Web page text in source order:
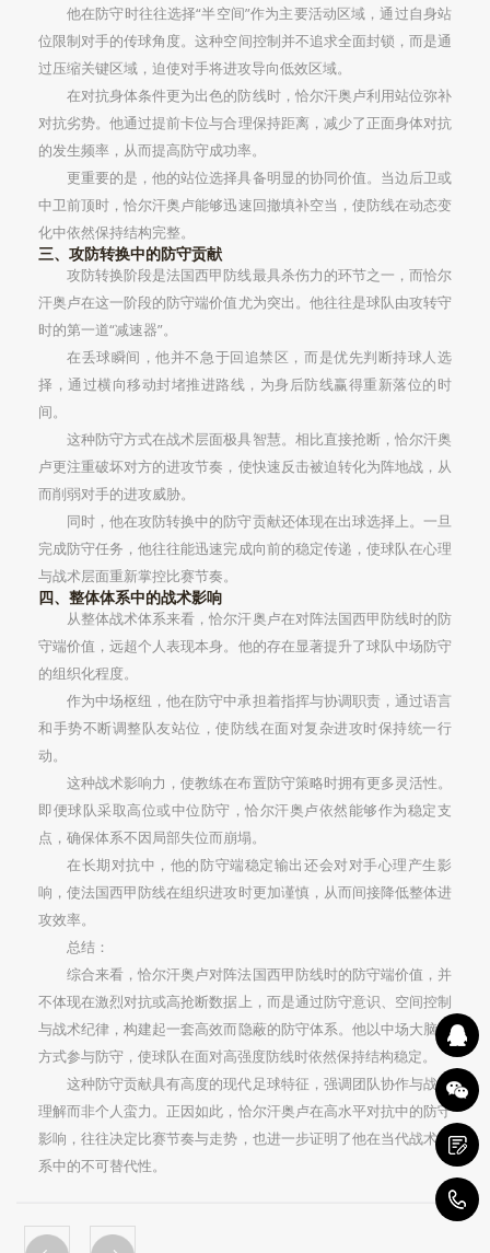
他在防守时往往选择“半空间”作为主要活动区域，通过自身站
位限制对手的传球角度。这种空间控制并不追求全面封锁，而是通
过压缩关键区域，迫使对手将进攻导向低效区域。
在对抗身体条件更为出色的防线时，恰尔汗奥卢利用站位弥补
对抗劣势。他通过提前卡位与合理保持距离，减少了正面身体对抗
的发生频率，从而提高防守成功率。
更重要的是，他的站位选择具备明显的协同价值。当边后卫或
中卫前顶时，恰尔汗奥卢能够迅速回撤填补空当，使防线在动态变
化中依然保持结构完整。
三、攻防转换中的防守贡献
攻防转换阶段是法国西甲防线最具杀伤力的环节之一，而恰尔
汗奥卢在这一阶段的防守端价值尤为突出。他往往是球队由攻转守
时的第一道“减速器”。
在丢球瞬间，他并不急于回追禁区，而是优先判断持球人选
择，通过横向移动封堵推进路线，为身后防线赢得重新落位的时
间。
这种防守方式在战术层面极具智慧。相比直接抢断，恰尔汗奥
卢更注重破坏对方的进攻节奏，使快速反击被迫转化为阵地战，从
而削弱对手的进攻威胁。
同时，他在攻防转换中的防守贡献还体现在出球选择上。一旦
完成防守任务，他往往能迅速完成向前的稳定传递，使球队在心理
与战术层面重新掌控比赛节奏。
四、整体体系中的战术影响
从整体战术体系来看，恰尔汗奥卢在对阵法国西甲防线时的防
守端价值，远超个人表现本身。他的存在显著提升了球队中场防守
的组织化程度。
作为中场枢纽，他在防守中承担着指挥与协调职责，通过语言
和手势不断调整队友站位，使防线在面对复杂进攻时保持统一行
动。
这种战术影响力，使教练在布置防守策略时拥有更多灵活性。
即便球队采取高位或中位防守，恰尔汗奥卢依然能够作为稳定支
点，确保体系不因局部失位而崩塌。
在长期对抗中，他的防守端稳定输出还会对对手心理产生影
响，使法国西甲防线在组织进攻时更加谨慎，从而间接降低整体进
攻效率。
总结：
综合来看，恰尔汗奥卢对阵法国西甲防线时的防守端价值，并
不体现在激烈对抗或高抢断数据上，而是通过防守意识、空间控制
与战术纪律，构建起一套高效而隐蔽的防守体系。他以中场大脑的
方式参与防守，使球队在面对高强度防线时依然保持结构稳定。
这种防守贡献具有高度的现代足球特征，强调团队协作与战术
理解而非个人蛮力。正因如此，恰尔汗奥卢在高水平对抗中的防守
影响，往往决定比赛节奏与走势，也进一步证明了他在当代战术体
系中的不可替代性。